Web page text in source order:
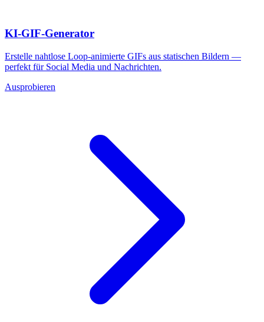
KI-GIF-Generator
Erstelle nahtlose Loop-animierte GIFs aus statischen Bildern —
perfekt für Social Media und Nachrichten.
Ausprobieren